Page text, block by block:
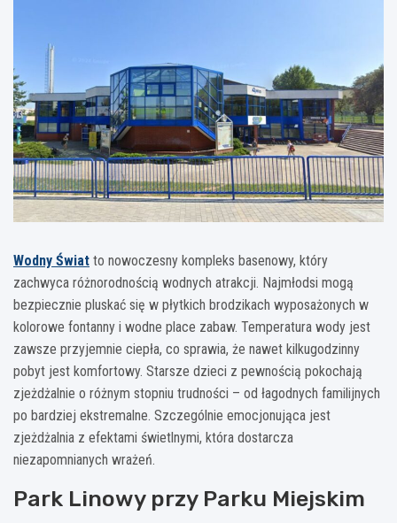
Wodny Świat to nowoczesny kompleks basenowy, który
zachwyca różnorodnością wodnych atrakcji. Najmłodsi mogą
bezpiecznie pluskać się w płytkich brodzikach wyposażonych w
kolorowe fontanny i wodne place zabaw. Temperatura wody jest
zawsze przyjemnie ciepła, co sprawia, że nawet kilkugodzinny
pobyt jest komfortowy. Starsze dzieci z pewnością pokochają
zjeżdżalnie o różnym stopniu trudności – od łagodnych familijnych
po bardziej ekstremalne. Szczególnie emocjonująca jest
zjeżdżalnia z efektami świetlnymi, która dostarcza
niezapomnianych wrażeń.
Park Linowy przy Parku Miejskim